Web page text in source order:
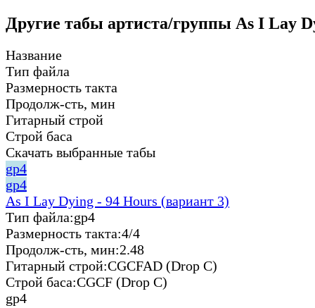
Другие табы артиста/группы As I Lay
Название
Тип файла
Размерность такта
Продолж-сть, мин
Гитарный строй
Строй баса
Скачать выбранные табы
gp4
gp4
As I Lay Dying - 94 Hours (вариант 3)
Тип файла:gp4
Размерность такта:4/4
Продолж-сть, мин:2.48
Гитарный строй:CGCFAD (Drop C)
Строй баса:CGCF (Drop C)
gp4